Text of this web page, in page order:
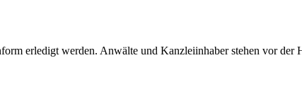
erledigt werden. Anwälte und Kanzleiinhaber stehen vor der